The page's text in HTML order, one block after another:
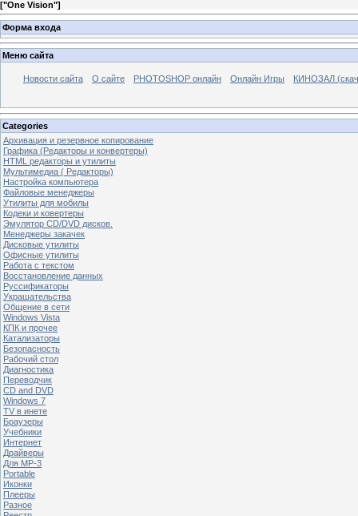
["One Vision"]
Форма входа
Меню сайта
Новости сайта О сайте PHOTOSHOP онлайн Онлайн Игры КИНОЗАЛ
Categories
Архивация и резервное копирование
Графика (Редакторы и конвертеры)
HTML редакторы и утилиты
Мультимедиа ( Редакторы)
Настройка компьютера
Файловые менеджеры
Утилиты для мобилы
Кодеки и ковертеры
Эмулятор CD/DVD дисков.
Менеджеры закачек
Дисковые утилиты
Офисные утилиты
Работа с текстом
Восстановление данных
Руссификаторы
Украшательства
Общение в сети
Windows Vista
КПК и прочее
Катализаторы
Безопасность
Рабочий стол
Диагностика
Переводчик
CD and DVD
Windows 7
TV в инете
Браузеры
Учебники
Интернет
Драйверы
Для MP-3
Portable
Иконки
Плееры
Разное